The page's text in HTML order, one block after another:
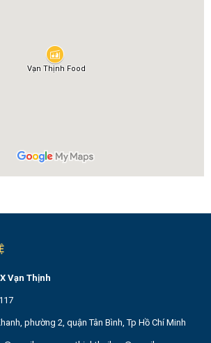
Vạn Thịnh
phường 2, quận Tân Bình, Tp Hồ Chí Minh